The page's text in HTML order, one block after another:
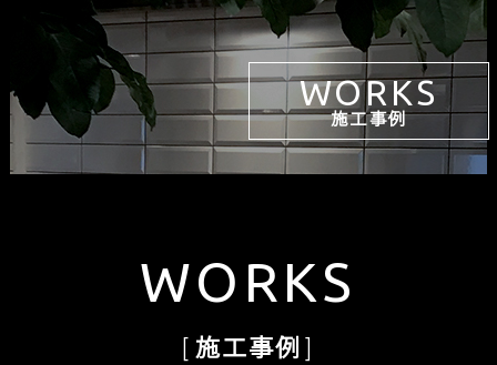
WORKS
施工事例
WORKS
施工事例